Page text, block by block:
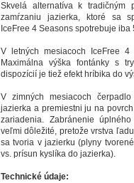
Skvelá alternatíva k tradičným
zamŕzaniu jazierka, ktoré sa
IceFree 4 Seasons spotrebuje iba
V letných mesiacoch IceFree 4
Maximálna výška fontánky s
dispozícií je tiež efekt hríbika do
V zimných mesiacoch
jazierka a premiestni ju na
zariadenia. Zabránenie
veľmi dôležité, pretože vrstva
sa tvoria v jazierku (plyny
vs. prísun kyslíka do jazierka).
Technické údaje: